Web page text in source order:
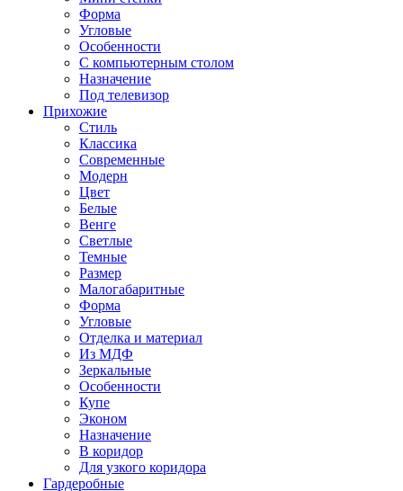
Форма
Угловые
Особенности
С компьютерным столом
Назначение
Под телевизор
Прихожие
Стиль
Классика
Современные
Модерн
Цвет
Белые
Венге
Светлые
Темные
Размер
Малогабаритные
Форма
Угловые
Отделка и материал
Из МДФ
Зеркальные
Особенности
Купе
Эконом
Назначение
В коридор
Для узкого коридора
Гардеробные